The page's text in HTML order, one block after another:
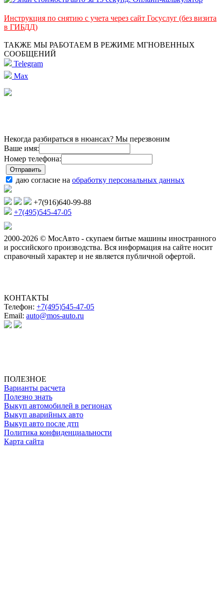
Инструкция по снятию с учета через сайт Госуслуг (без визита
в ГИБДД)
ТАКЖЕ МЫ РАБОТАЕМ В РЕЖИМЕ МГНОВЕННЫХ
СООБЩЕНИЙ
Telegram
Max
Некогда разбираться в нюансах? Мы перезвоним
Ваше имя:
Номер телефона:
даю согласие на обработку персональных данных
+7(916)640-99-88
+7(495)545-47-05
2000-2026 © МосАвто - скупаем битые машины иностранного
и российского производства. Вся информация на сайте носит
справочный характер и не является публичной офертой.
КОНТАКТЫ
Телефон: +7(495)545-47-05
Email: auto@mos-auto.ru
ПОЛЕЗНОЕ
Варианты расчета
Полезно знать
Выкуп автомобилей в регионах
Выкуп аварийных авто
Выкуп авто после дтп
Политика конфиденциальности
Карта сайта